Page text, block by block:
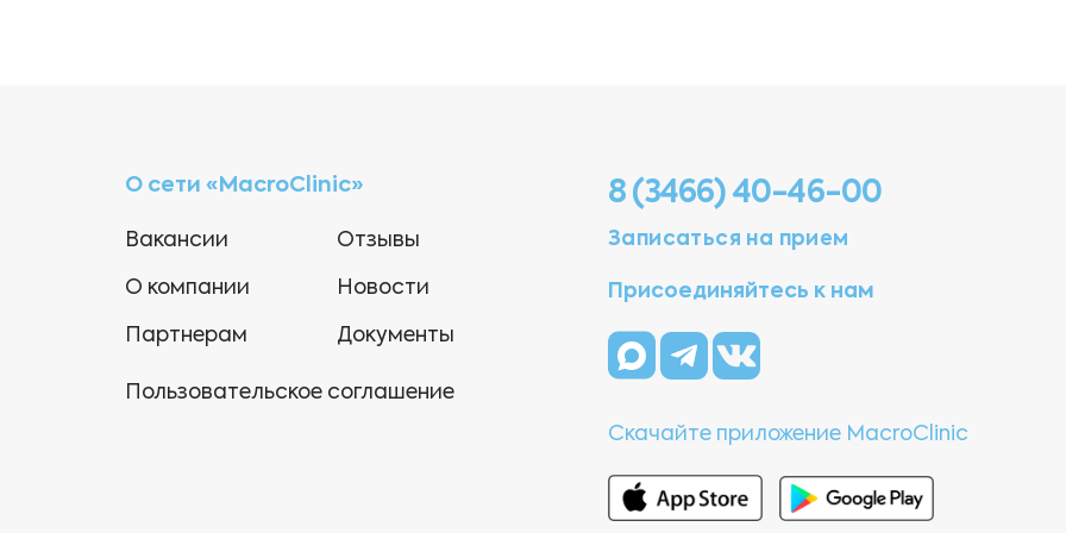
О сети «MacroClinic»
Вакансии
О компании
Партнерам
Отзывы
Новости
Документы
Пользовательское соглашение
8 (3466) 40-46-00
Записаться на прием
Присоединяйтесь к нам
Скачайте приложение MacroClinic